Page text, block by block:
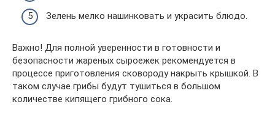
Зелень мелко нашинковать и украсить блюдо.
Важно! Для полной уверенности в готовности и
безопасности жареных сыроежек рекомендуется в
процессе приготовления сковороду накрыть крышкой. В
таком случае грибы будут тушиться в большом
количестве кипящего грибного сока.